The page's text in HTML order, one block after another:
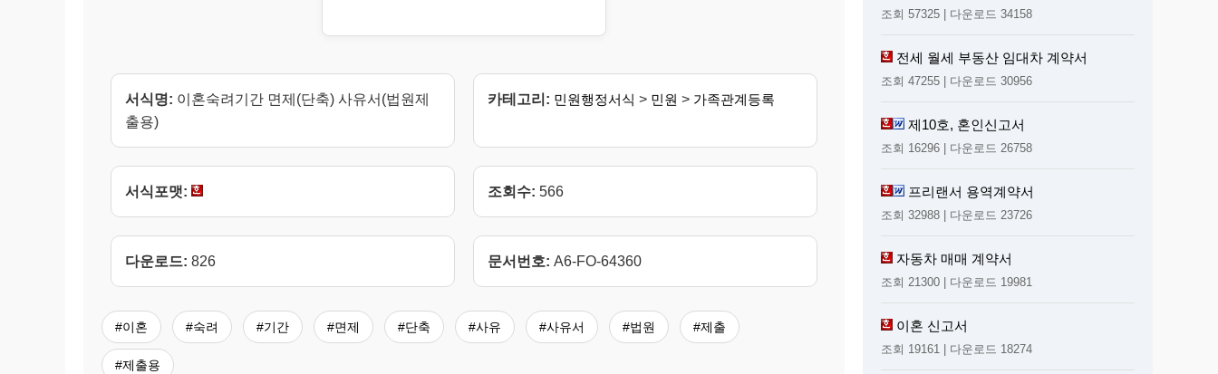
서식명: 이혼숙려기간 면제(단축) 사유서(법원제
출용)
카테고리: 민원행정서식 > 민원 > 가족관계등록
서식포맷: 조회수: 566
다운로드: 826 문서번호: A6-FO-64360
#이혼 #숙려 #기간 #면제 #단축 #사유 #사유서 #법원 #제출
#제출용
조회 57325 | 다운로드 34158
전세 월세 부동산 임대차 계약서
조회 47255 | 다운로드 30956
제10호, 혼인신고서
조회 16296 | 다운로드 26758
프리랜서 용역계약서
조회 32988 | 다운로드 23726
자동차 매매 계약서
조회 21300 | 다운로드 19981
이혼 신고서
조회 19161 | 다운로드 18274